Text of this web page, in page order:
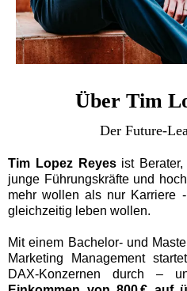
Über Tim
Der Future-
Tim Lopez Reyesist Berater,
junge Führungskräfte und
mehr wollen als nur Karriere
gleichzeitig leben wollen.
Mit einem Bachelor- und
Marketing Management
DAX-Konzernen durch –